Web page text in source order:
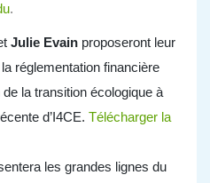
.
Julie Evainproposeront leur
réglementation financière
de la transition écologique à
d’I4CE. Télécharger la
les grandes lignes du